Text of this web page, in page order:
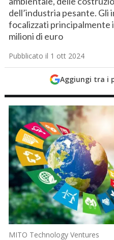
dell’industria pesante.
focalizzati principalmente
milioni di euro
Pubblicato il 1 ott 2024
Aggiungi tra i
MITO Technology Ventures